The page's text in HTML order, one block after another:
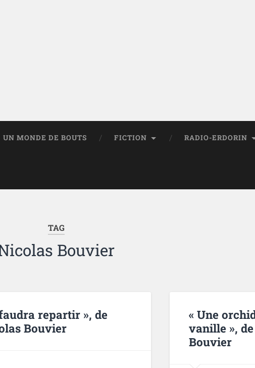
UN MONDE DE BOUTS FICTION RADIO-ERDORIN
TAG
Bouvier
repartir », de
Bouvier
« Une
vanille »,
Bouvier